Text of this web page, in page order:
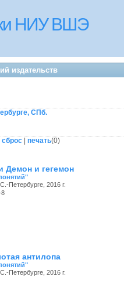
НИУ ВШЭ
издательств
СПб.
сброс печать(0)
Демон и гегемон
Петербурге, 2016 г.
8
антилопа
Петербурге, 2016 г.